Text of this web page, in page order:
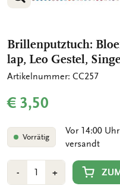
BILD VERGRÖSSERN
Brillenputztuch:
lap, Leo Gestel,
Artikelnummer: CC257
€ 3,50
Vorrätig
Vor 14:00
versandt
-Min
1
Anzahl
+Plus
1